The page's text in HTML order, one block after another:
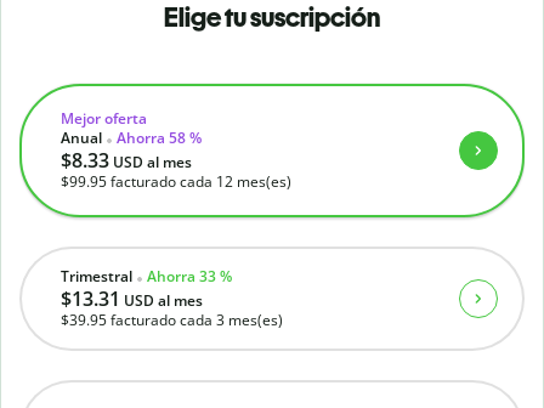
Elige tu suscripción
Trimestral Ahorra 33 %
$13.31 USD al mes
$39.95facturado cada 3 mes(es)
Mejor oferta
Anual
Ahorra 58 %
$8.33 USD al mes
$99.95facturado cada 12 mes(es)